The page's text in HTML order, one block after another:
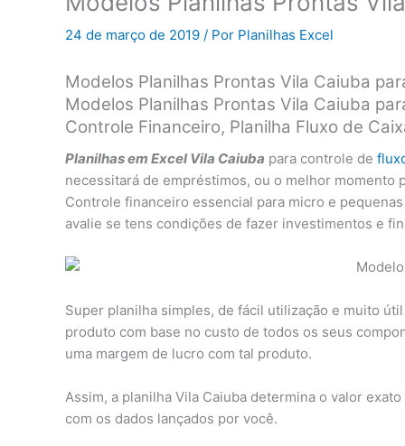
24 de março de 2019 / Por Planilhas Excel
Modelos Planilhas Prontas Vila Caiuba
Modelos Planilhas Prontas Vila Caiuba
Controle Financeiro, Planilha Fluxo de
Planilhas em Excel Vila Caiuba para controle de
necessitará de empréstimos, ou o melhor
Controle financeiro essencial para micro e
avalie se tens condições de fazer investimentos e
Super planilha simples, de fácil utilização e muito
produto com base no custo de todos os seus
uma margem de lucro com tal produto.
Assim, a planilha Vila Caiuba determina o valor
com os dados lançados por você.